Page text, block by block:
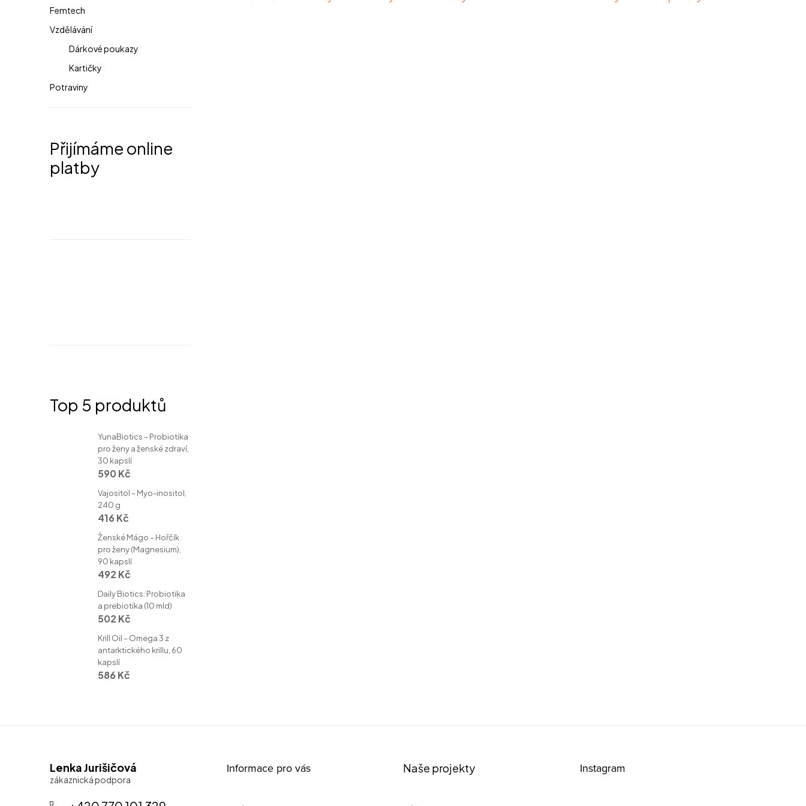
a
n
í
n
e
Femtech
Vzdělávání
Dárkové poukazy
Kartičky
Potraviny
Přijímáme online
platby
Top 5 produktů
YunaBiotics – Probiotika
pro ženy a ženské zdraví,
30 kapslí
590 Kč
Vajositol – Myo-inositol,
240 g
416 Kč
Ženské Mágo – Hořčík
pro ženy (Magnesium),
90 kapslí
492 Kč
Daily Biotics: Probiotika
a prebiotika (10 mld)
502 Kč
Krill Oil – Omega 3 z
antarktického krillu, 60
kapslí
586 Kč
Lenka Jurišičová Informace pro vás Naše projekty Instagram